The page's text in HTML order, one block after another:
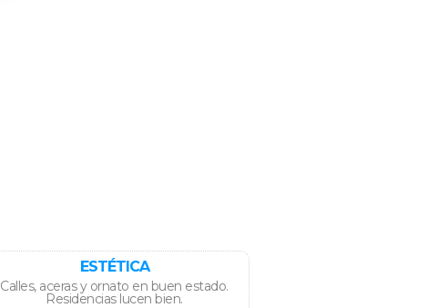
ESTÉTICA
Calles, aceras y ornato en buen estado.
Residencias lucen bien.